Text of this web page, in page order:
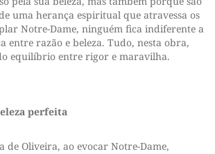
uma herança espiritual que atravessa os
Notre-Dame, ninguém fica indiferente a
entre razão e beleza. Tudo, nesta obra,
equilíbrio entre rigor e maravilha.
perfeita
ao evocar Notre-Dame,